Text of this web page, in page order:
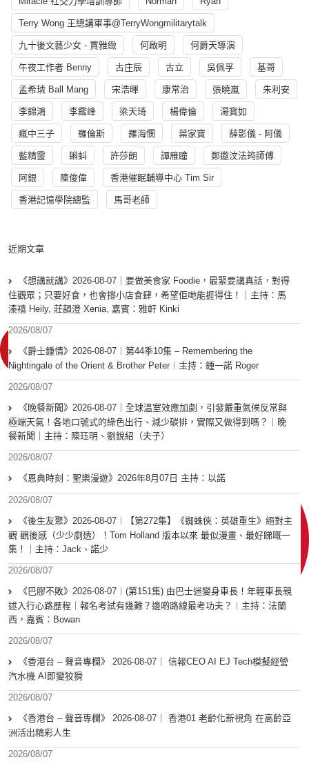
Terry Wong 王總講軍事@TerryWongmilitarytalk
九十後文藝少女 - 賈雅緻 何啟明 何爵天導演
午夜工作者 Benny 古庄辰 古立 吳佩孚 基哥
孟希璘 Ball Mang 宋浩暉 康常治 張曉嵐 朱利安
李錦鴻 李鑑峰 梁天琦 楊偉倫 湯寳如
瘋中三子 羅倫斯 羅海憫 葉家寶 薛影儀 - 阿儀
藍精靈 蝌蚪 許莎朗 譚雁瞳 鄭遨汶法筠師傅
阿銀 陳俊偉 香港催眠輔導中心 Tim Sir
香港記憶學院總監 馬哥老師
近期文章
《想講就講》2026-08-07｜要做美食家 Foodie，最緊要講真話，對得
住觀眾；只要好食，也會撐小店食肆，希望佢哋能捱得住！｜主持：馬
溱禧 Heily, 莊韻澄 Xenia, 嘉賓：雅軒 Kinki
2026/08/07
《爵士鍾情》2026-08-07︱第44季10集 – Remembering the
Nightingale of the Orient & Brother Peter︱主持：鍾一諾 Roger
2026/08/07
《晚餐新聞》2026-08-07｜全球溫室效應加劇，引發嚴重氣候反常與
極端天氣！各地口號式的綠色出行、減少碳排，實際又做得到嗎？｜晚
餐新聞｜主持：陳珏明、劉銳紹（夫子）
2026/08/07
《恩典時刻：聖樂漫遊》2026年8月07日 主持：以諾
2026/08/07
《後生友聚》2026-08-07︱【第272集】《蜘蛛俠：英雄重生》絕對主
觀 觀後感（少少劇透）！Tom Holland 版本以來 最似漫畫、最好睇嘅一
集！｜主持：Jack、諾少
2026/08/07
《巴膠不敗》2026-08-07︱(第151集) 由巴士迷變身車長！年輕車長親
述入行心路歷程｜報名考試有幾難？邊啲路線最考功夫？︱主持：法蘭
西，嘉賓︰Bowan
2026/08/07
《香港台 – 聲音專欄》 2026-08-07｜ 信報CEO AI EJ Tech模擬經營
汽水機 AI即變狡猾
2026/08/07
《香港台 – 聲音專欄》 2026-08-07｜ 香港01 老齡化新視角 在高齡亞
洲活出精彩人生
2026/08/07